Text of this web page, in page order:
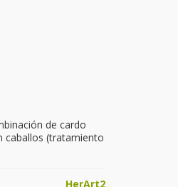
de cardo
caballos (tratamiento
HerArt2